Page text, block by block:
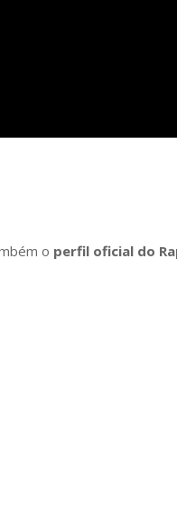
o perfil oficial do